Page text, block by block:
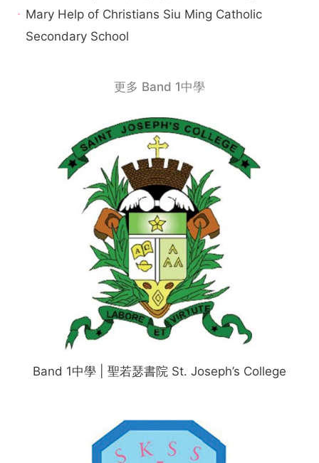
Mary Help of Christians Siu Ming Catholic
Secondary School
更多 Band 1中學
Band 1中學 | 聖若瑟書院 St. Joseph’s College